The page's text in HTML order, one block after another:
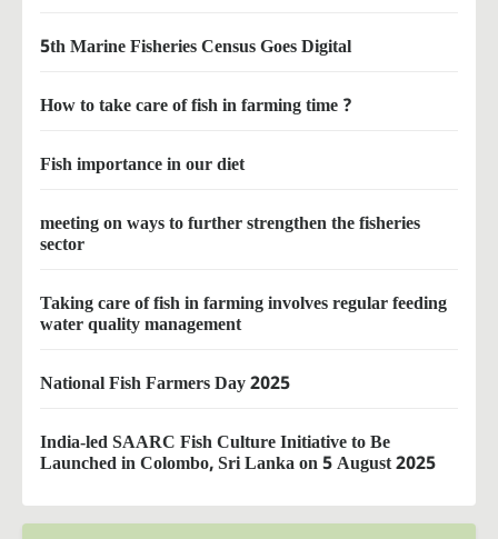
5th Marine Fisheries Census Goes Digital
How to take care of fish in farming time ?
Fish importance in our diet
meeting on ways to further strengthen the fisheries
sector
Taking care of fish in farming involves regular feeding
water quality management
National Fish Farmers Day 2025
India-led SAARC Fish Culture Initiative to Be
Launched in Colombo, Sri Lanka on 5 August 2025